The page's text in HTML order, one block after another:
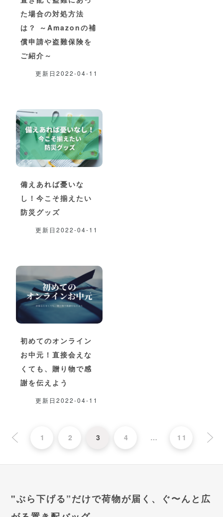
た場合の対処方法
は？ ～Amazonの補
償申請や盗難保険を
ご紹介～
更新日2022-04-11
備えあれば憂いな
し！今こそ揃えたい
防災グッズ
更新日2022-04-11
初めてのオンライン
お中元！直接会えな
くても、贈り物で感
謝を伝えよう
更新日2022-04-11
1 2 3 4 … 11
"ぶら下げる”だけで荷物が届く、ぐ〜んと広